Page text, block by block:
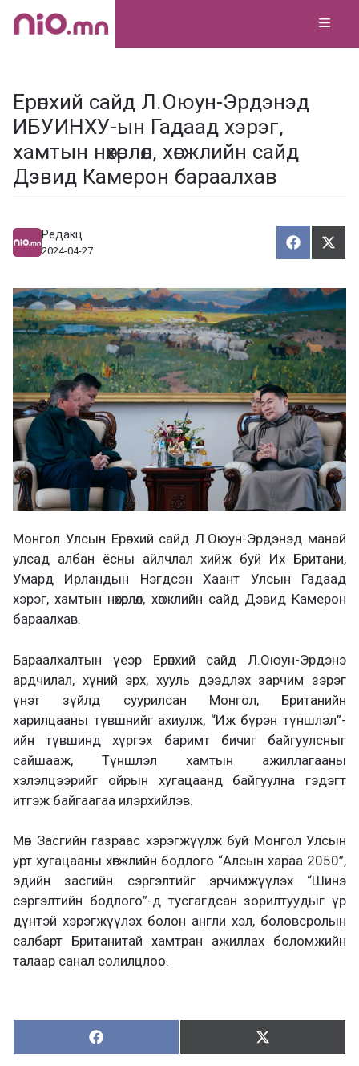
Skip
Ерөнхий сайд Л.Оюун-Эрдэнэд
ИБУИНХУ-ын Гадаад хэрэг,
хамтын нөхөрлөл, хөгжлийн сайд
Дэвид Камерон бараалхав
Редакц
2024-04-27
Х
у
а
а
л
ц
а
х
Т
ү
э
э
х
Монгол Улсын Ерөнхий сайд Л.Оюун-Эрдэнэд манай
улсад албан ёсны айлчлал хийж буй Их Британи,
Умард Ирландын Нэгдсэн Хаант Улсын Гадаад
хэрэг, хамтын нөхөрлөл, хөгжлийн сайд Дэвид Камерон
бараалхав.
Бараалхалтын үеэр Ерөнхий сайд Л.Оюун-Эрдэнэ
ардчилал, хүний эрх, хууль дээдлэх зарчим зэрэг
үнэт зүйлд суурилсан Монгол, Британийн
харилцааны түвшнийг ахиулж, “Иж бүрэн түншлэл”-
ийн түвшинд хүргэх баримт бичиг байгуулсныг
сайшааж, Түншлэл хамтын ажиллагааны
хэлэлцээрийг ойрын хугацаанд байгуулна гэдэгт
итгэж байгаагаа илэрхийлэв.
Мөн Засгийн газраас хэрэгжүүлж буй Монгол Улсын
урт хугацааны хөгжлийн бодлого “Алсын хараа 2050”,
эдийн засгийн сэргэлтийг эрчимжүүлэх “Шинэ
сэргэлтийн бодлого”-д тусгагдсан зорилтуудыг үр
дүнтэй хэрэгжүүлэх болон англи хэл, боловсролын
салбарт Британитай хамтран ажиллах боломжийн
талаар санал солилцлоо.
Хуваалцах:
Х
у
Түгээх:
Т
ү